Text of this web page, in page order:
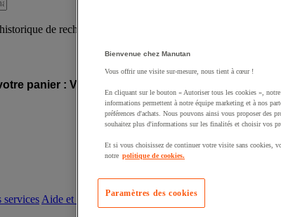
de recherche
panier : Vous avez ajouté un produit à votre
services Aide et contact
Bienvenue chez Manutan
Vous offrir une visite sur-mesure, nous tient à cœur !
En cliquant sur le bouton « Autoriser tous les cookies »,
informations permettent à notre équipe marketing et à nos
préférences d'achats. Nous pouvons ainsi vous proposer des
souhaitez plus d'informations sur les finalités et choisir vos
Et si vous choisissez de continuer votre visite sans cookies,
notre politique de cookies.
Paramètres des cookies